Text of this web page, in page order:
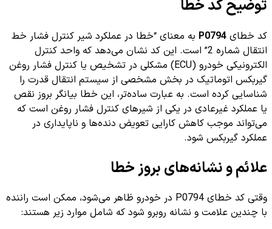
توضیح کد خطا
کد خطای P0794 به معنای “خطا در عملکرد شیر کنترل فشار خط
انتقال شماره 2” است. این کد نشان می‌دهد که واحد کنترل
الکترونیکی خودرو (ECU) مشکلی در تشخیص یا کنترل فشار روغن
گیربکس اتوماتیک در بخش مشخصی از سیستم انتقال قدرت را
شناسایی کرده است. به عبارت ساده‌تر، این خطا بیانگر بروز نقص
یا عملکرد غیرعادی در یکی از شیرهای کنترل فشار روغن است که
می‌تواند موجب کاهش کارایی تعویض دنده‌ها و ناپایداری در
عملکرد گیربکس شود.
علائم و نشانه‌های بروز خطا
وقتی کد خطای P0794 در خودرو ظاهر می‌شود، ممکن است راننده
با چندین علامت و نشانه روبرو شود که شامل موارد زیر هستند: